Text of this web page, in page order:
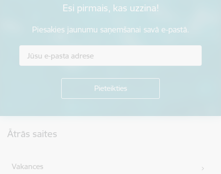
Esi pirmais, kas uzzina!
Piesakies jaunumu saņemšanai savā e-pastā.
Ātrās saites
Vakances